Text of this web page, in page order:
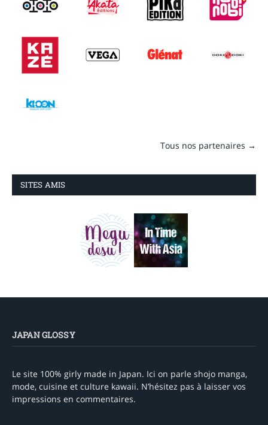
Tous nos partenaires →
SITES AMIS
JAPAN GLOSSY
Le site 100% girly made in Japan. Ici on parle shojo manga,
mode, cuisine et culture kawaii. N’hésitez pas à laisser vos
impressions en commentaires.